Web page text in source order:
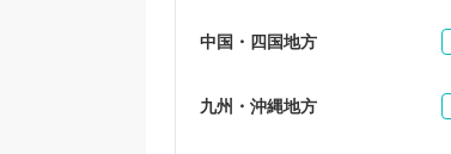
中国・四国地方
九州・沖縄地方